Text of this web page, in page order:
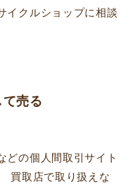
イクルショップに相談
売る
どの個人間取引サイト
買取店で取り扱えな